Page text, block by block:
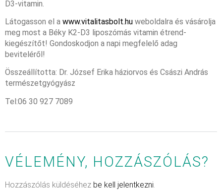
D3-vitamin.
Látogasson el a www.vitalitasbolt.hu weboldalra és vásárolja
meg most a Béky K2-D3 liposzómás vitamin étrend-
kiegészítőt! Gondoskodjon a napi megfelelő adag
beviteléről!
Összeállította: Dr. József Erika háziorvos és Császi András
természetgyógyász
Tel:06 30 927 7089
VÉLEMÉNY, HOZZÁSZÓLÁS?
Hozzászólás küldéséhez be kell jelentkezni.